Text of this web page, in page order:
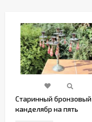
Старинный бронзовый
канделябр на пять